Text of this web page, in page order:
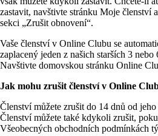
zastavit, navštivte stránku Moje členství
sekci „Zrušit obnovení“.
Vaše členství v Online Clubu se
zaplacený jeden z našich starších 3
Navštivte domovskou stránku Online
Jak mohu zrušit členství v Online
Členství můžete zrušit do 14 dnů od
Členství můžete také kdykoli zrušit,
Všeobecných obchodních podmínkách